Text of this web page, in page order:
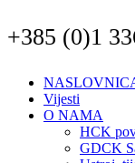
+385 (0)1
Vijesti
O NAMA
HCK
GDCK